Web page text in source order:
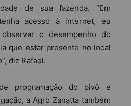
de sua fazenda. “Em
acesso à internet, eu
o desempenho do
que estar presente no local
diz Rafael.
programação do pivô e
a Agro Zanatta também